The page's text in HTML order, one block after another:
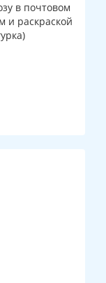
в почтовом
и раскраской